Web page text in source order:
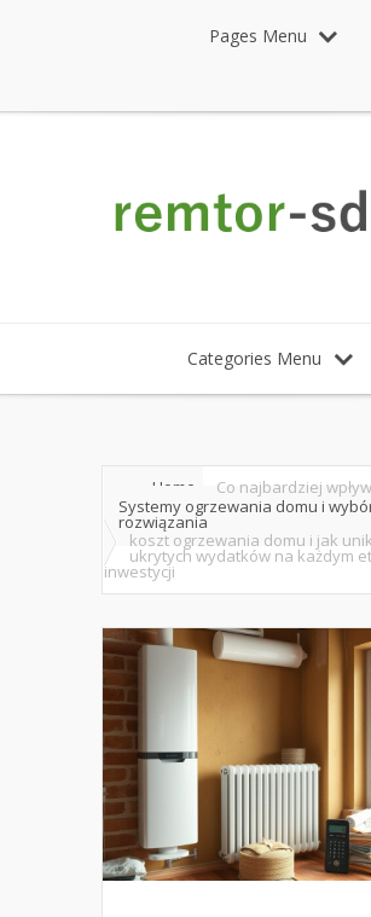
Pages Menu
Categories Menu
Home
Systemy ogrzewania domu i
rozwiązania
Co najbardziej
koszt ogrzewania domu i jak
ukrytych wydatków na każdym
inwestycji